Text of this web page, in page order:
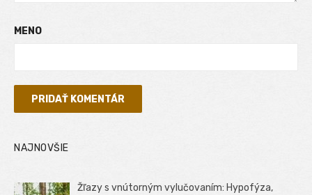
MENO
NAJNOVŠIE
Žľazy s vnútorným vylučovaním: Hypofýza,